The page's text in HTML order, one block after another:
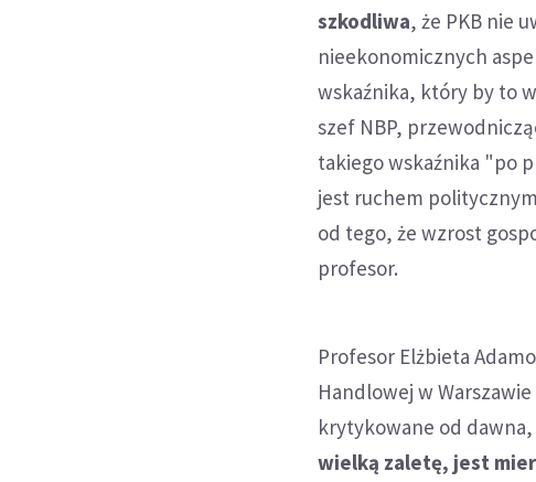
szkodliwa, że PKB nie
nieekonomicznych
wskaźnika, który by to
szef NBP,
takiego wskaźnika "po
jest ruchem
od tego, że wzrost
profesor.
Profesor Elżbieta
Handlowej w
krytykowane od
wielką zaletę, jest